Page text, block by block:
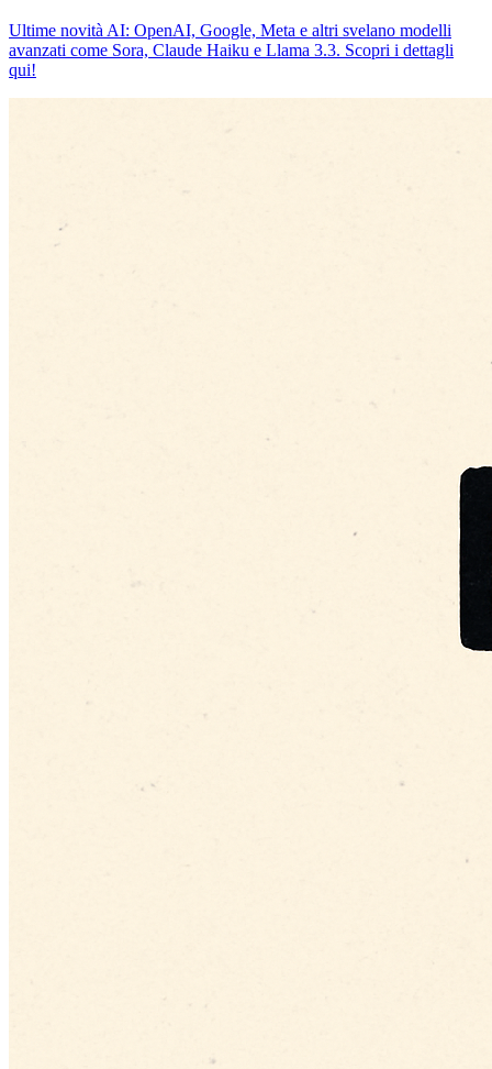
Ultime novità AI: OpenAI, Google, Meta e altri svelano modelli
avanzati come Sora, Claude Haiku e Llama 3.3. Scopri i dettagli
qui!